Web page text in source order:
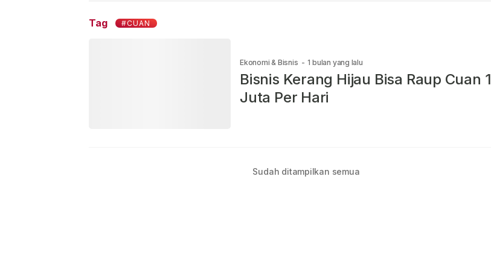
Tag #CUAN
Ekonomi & Bisnis - 1 bulan yang lalu
Bisnis Kerang Hijau Bisa Raup Cuan 1
Juta Per Hari
Sudah ditampilkan semua